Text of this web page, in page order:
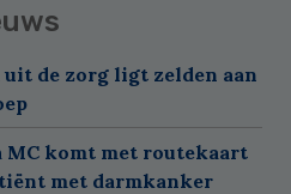
de zorg ligt zelden aan
MC komt met routekaart
met darmkanker